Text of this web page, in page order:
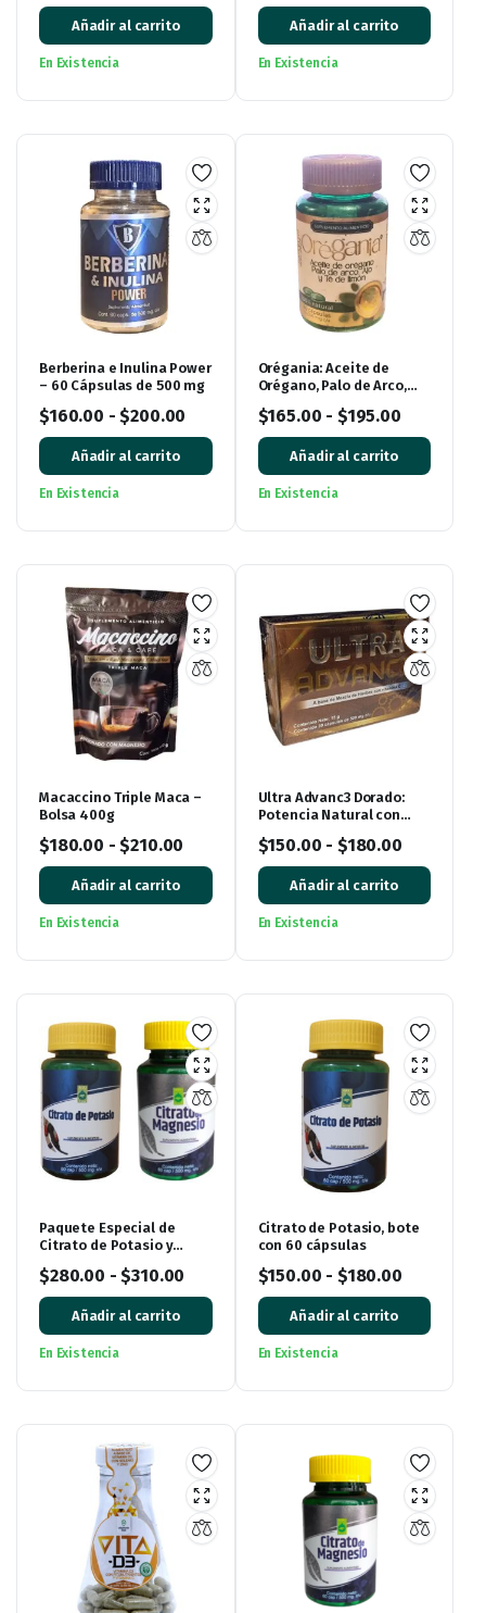
Añadir al carrito
En Existencia
Añadir al carrito
En Existencia
Berberina e Inulina Power
– 60 Cápsulas de 500 mg
$160.00 - $200.00
Añadir al carrito
En Existencia
Orégania: Aceite de
Orégano, Palo de Arco,
cápsulas
$165.00 - $195.00
Añadir al carrito
En Existencia
Macaccino Triple Maca –
Bolsa 400g
$180.00 -$210.00
Añadir al carrito
En Existencia
Ultra Advanc3 Dorado:
Potencia Natural con
$150.00 - $180.00
Añadir al carrito
En Existencia
Paquete Especial de
Citrato de Potasio y
¡Impulsa tu bienestar!
$280.00 - $310.00
Añadir al carrito
En Existencia
Citrato de Potasio, bote
con 60 cápsulas
$150.00 - $180.00
Añadir al carrito
En Existencia